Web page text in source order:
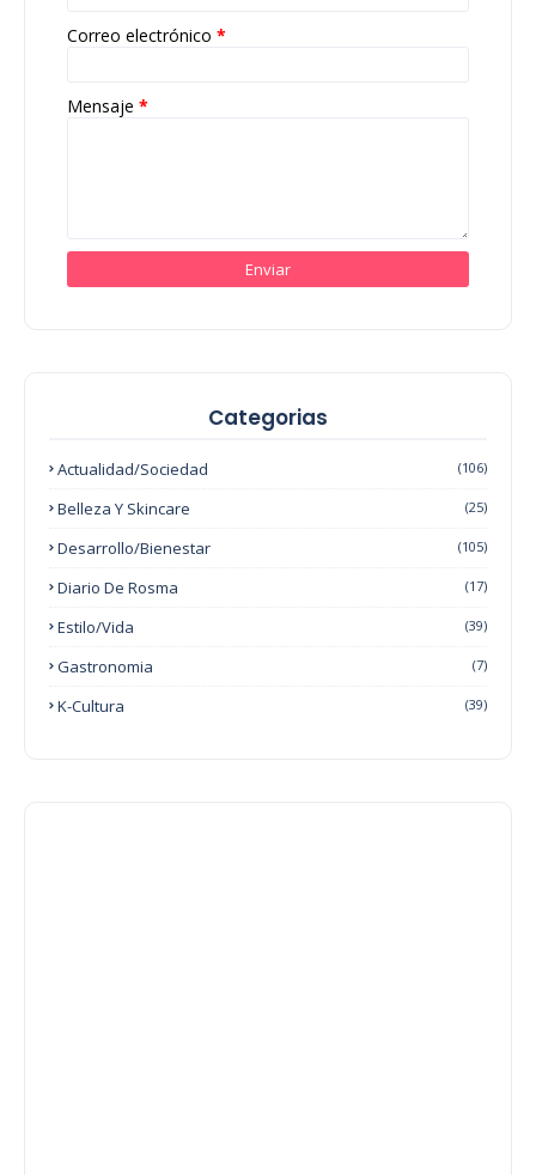
Correo electrónico *
Mensaje *
Categorias
Actualidad/Sociedad (106)
Belleza Y Skincare (25)
Desarrollo/Bienestar (105)
Diario De Rosma (17)
Estilo/Vida (39)
Gastronomia (7)
K-Cultura (39)